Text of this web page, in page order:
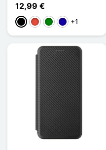
12,99 €
Schwarz
Rot GrünDunkelblau
+1